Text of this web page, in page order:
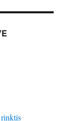
rinktis